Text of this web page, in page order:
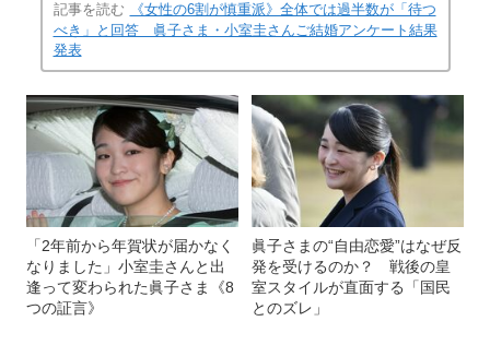
記事を読む
《女性の6割が慎重派》全体では過半数が「待つ
べき」と回答 眞子さま・小室圭さんご結婚アンケート結果
発表
「2年前から年賀状が届かなく
なりました」小室圭さんと出
逢って変わられた眞子さま《8
つの証言》
眞子さまの“自由恋愛”はなぜ反
発を受けるのか？ 戦後の皇
室スタイルが直面する「国民
とのズレ」